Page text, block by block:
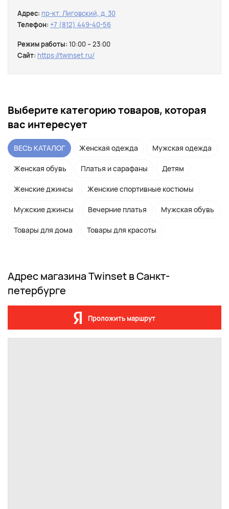
Адрес: пр-кт. Лиговский, д. 30
Телефон: +7 (812) 449-40-56
Режим работы: 10:00 – 23:00
Сайт: https://twinset.ru/
Выберите категорию товаров, которая
вас интересует
ВЕСЬ КАТАЛОГ Женская одежда Мужская одежда
Женская обувь Платья и сарафаны Детям
Женские джинсы Женские спортивные костюмы
Мужские джинсы Вечерние платья Мужская обувь
Товары для дома Товары для красоты
Адрес магазина Twinset в Санкт-
петербурге
Проложить маршрут